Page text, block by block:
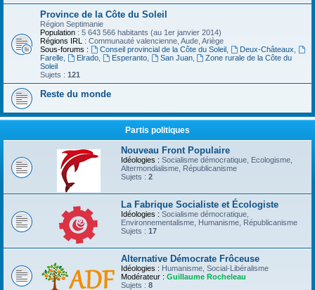
Province de la Côte du Soleil
Région Septimanie
Population : 5 643 566 habitants (au 1er janvier 2014)
Régions IRL
: Communauté valencienne, Aude, Ariège
Sous-forums :
Conseil provincial de la Côte du Soleil, Deux-Châteaux
Farelle
Elrado, Esperanto, San Juan,
Zone rurale de la Côte du
Soleil
Sujets : 121
Reste du monde
Partis politiques
Nouveau Front Populaire
Idéologies : Socialisme démocratique, Ecologisme,
Altermondialisme, Républicanisme
Sujets : 2
La Fabrique Socialiste et Écologiste
Idéologies : Socialisme démocratique,
Environnementalisme, Humanisme, Républicanisme
Sujets : 17
Alternative Démocrate Frôceuse
Idéologies : Humanisme, Social-Libéralisme
Modérateur : Guillaume Rocheleau
Sujets : 8